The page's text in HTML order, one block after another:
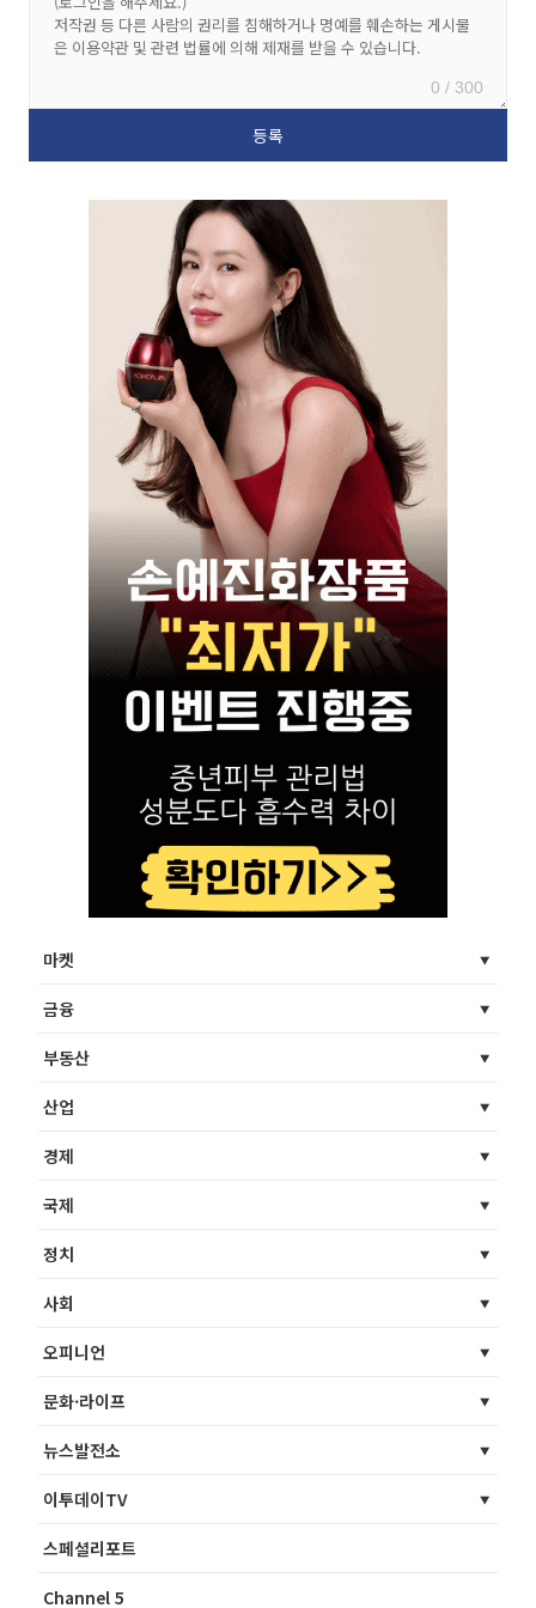
0 / 300
마켓
금융
부동산
산업
경제
국제
정치
사회
오피니언
문화·라이프
뉴스발전소
이투데이TV
스페셜리포트
Channel 5